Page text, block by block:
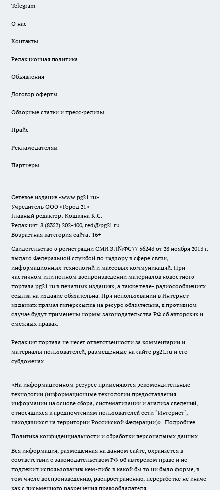
Telegram
О нас
Контакты
Редакционная политика
Объявления
Договор оферты
Обзорные статьи и пресс-релизы
Прайс
Рекламодателям
Партнеры
Сетевое издание «www.pg21.ru»
Учредитель ООО «Город 21»
Главный редактор: Кошкина К.С.
Редакция: 8 (8352) 202-400, red@pg21.ru
Возрастная категория сайта: 16+
Свидетельство о регистрации СМИ ЭЛ№ФС77-56243 от 28 ноября 2013 г.
выдано Федеральной службой по надзору в сфере связи,
информационных технологий и массовых коммуникаций. При
частичном или полном воспроизведении материалов новостного
портала pg21.ru в печатных изданиях, а также теле- радиосообщениях
ссылка на издание обязательна. При использовании в Интернет-
изданиях прямая гиперссылка на ресурс обязательна, в противном
случае будут применены нормы законодательства РФ об авторских и
смежных правах.
Редакция портала не несет ответственности за комментарии и
материалы пользователей, размещенные на сайте pg21.ru и его
субдоменах.
«На информационном ресурсе применяются рекомендательные
технологии (информационные технологии предоставления
информации на основе сбора, систематизации и анализа сведений,
относящихся к предпочтениям пользователей сети "Интернет",
находящихся на территории Российской Федерации)». Подробнее
Политика конфиденциальности и обработки персональных данных
Вся информация, размещенная на данном сайте, охраняется в
соответствии с законодательством РФ об авторском праве и не
подлежит использованию кем-либо в какой бы то ни было форме, в
том числе воспроизведению, распространению, переработке не иначе
как с письменного разрешения правообладателя.